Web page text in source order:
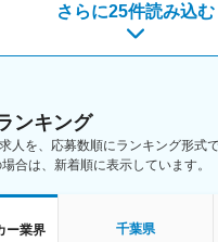
年、血圧計の輸出量の増大に伴い、
に工場を設立し、血圧計の生産と北
を開始。さらに、金属切削加工品・
囲：会社の定める業務
構成・就業環境：
認証部門には、12名の技術者がおり
案件を受け付けたら一人の者が調査
合いの下、３ヵ月としていますが当
ヵ月で仕上げております。早めに仕
満足を得られ、また効率化により当
はOJT制度がプログラム化されてい
さらに25件読み込む
ンキング
人を、応募数順にランキング形式
合は、新着順に表示しています。
ー業界 千葉県